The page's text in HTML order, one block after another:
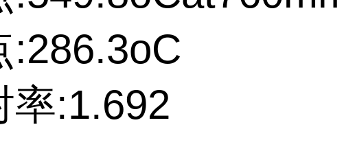
:286.3oC
率:1.692